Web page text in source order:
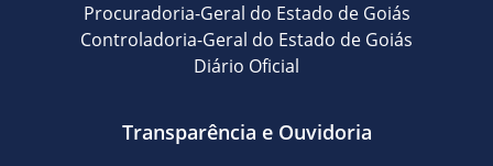
Procuradoria-Geral do Estado de Goiás
Controladoria-Geral do Estado de Goiás
Diário Oficial
Transparência e Ouvidoria